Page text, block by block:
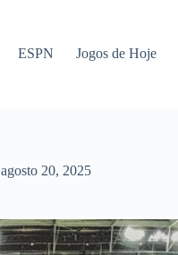
ESPN Jogos de Hoje
agosto 20, 2025